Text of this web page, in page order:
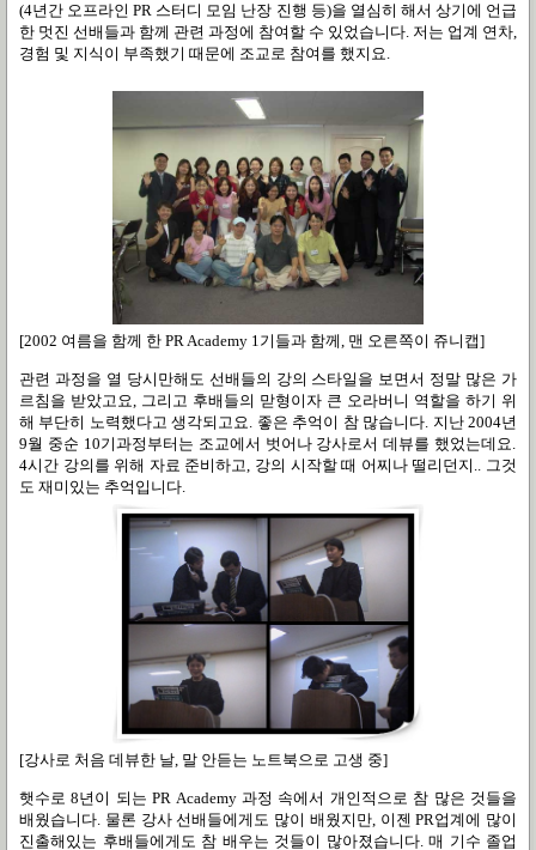
(4년간 오프라인 PR 스터디 모임 난장 진행 등)을 열심히 해서 상기에 언급
한 멋진 선배들과 함께 관련 과정에 참여할 수 있었습니다. 저는 업계 연차,
경험 및 지식이 부족했기 때문에 조교로 참여를 했지요.
[2002 여름을 함께 한 PR Academy 1기들과 함께, 맨 오른쪽이 쥬니캡]
관련 과정을 열 당시만해도 선배들의 강의 스타일을 보면서 정말 많은 가
르침을 받았고요, 그리고 후배들의 맏형이자 큰 오라버니 역할을 하기 위
해 부단히 노력했다고 생각되고요. 좋은 추억이 참 많습니다. 지난2004년
9월 중순 10기과정부터는 조교에서 벗어나 강사로서 데뷰를 했었는데요.
4시간 강의를 위해 자료 준비하고, 강의 시작할 때 어찌나 떨리던지 .. 그것
도 재미있는 추억입니다.
[강사로 처음 데뷰한 날, 말 안듣는 노트북으로 고생 중]
햇수로 8년이 되는 PR Academy과정 속에서 개인적으로 참 많은 것들을
배웠습니다 물론 강사 선배들에게도 많이 배웠지만, 이젠 PR업계에 많이
진출해있는 후배들에게도 참 배우는 것들이 많아졌습니다. 매 기수 졸업